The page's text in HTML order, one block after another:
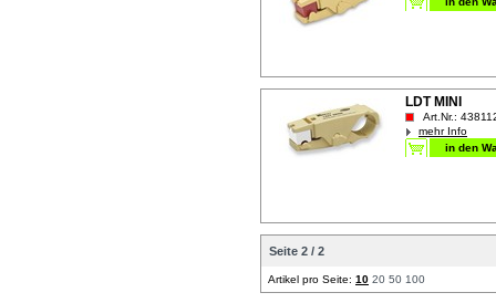
LDT MINI
Art.Nr.:
mehr Info
Seite 2 / 2
Artikel pro Seite: 10 20 50 100